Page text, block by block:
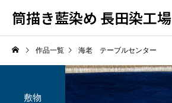
筒描き藍染め 長田染工場
作品一覧 海老 テーブルセンター
敷物